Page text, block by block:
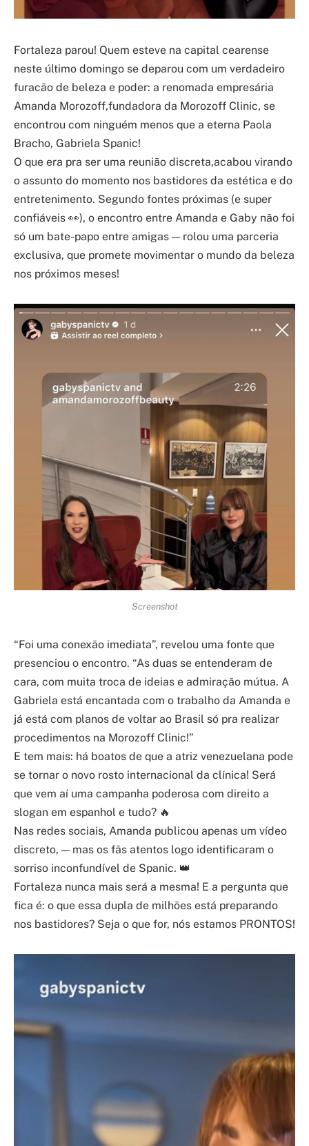
Fortaleza parou! Quem esteve na capital cearense
neste último domingo se deparou com um verdadeiro
furacão de beleza e poder: a renomada empresária
Amanda Morozoff,fundadora da Morozoff Clinic, se
encontrou com ninguém menos que a eterna Paola
Bracho, Gabriela Spanic!
O que era pra ser uma reunião discreta,acabou virando
o assunto do momento nos bastidores da estética e do
entretenimento. Segundo fontes próximas (e super
confiáveis 👀), o encontro entre Amanda e Gaby não foi
só um bate-papo entre amigas — rolou uma parceria
exclusiva, que promete movimentar o mundo da beleza
nos próximos meses!
Screenshot
“Foi uma conexão imediata”, revelou uma fonte que
presenciou o encontro. “As duas se entenderam de
cara, com muita troca de ideias e admiração mútua. A
Gabriela está encantada com o trabalho da Amanda e
já está com planos de voltar ao Brasil só pra realizar
procedimentos na Morozoff Clinic!”
E tem mais: há boatos de que a atriz venezuelana pode
se tornar o novo rosto internacional da clínica! Será
que vem aí uma campanha poderosa com direito a
slogan em espanhol e tudo? 🔥
Nas redes sociais, Amanda publicou apenas um vídeo
discreto, — mas os fãs atentos logo identificaram o
sorriso inconfundível de Spanic. 👑
Fortaleza nunca mais será a mesma! E a pergunta que
fica é: o que essa dupla de milhões está preparando
nos bastidores? Seja o que for, nós estamos PRONTOS!